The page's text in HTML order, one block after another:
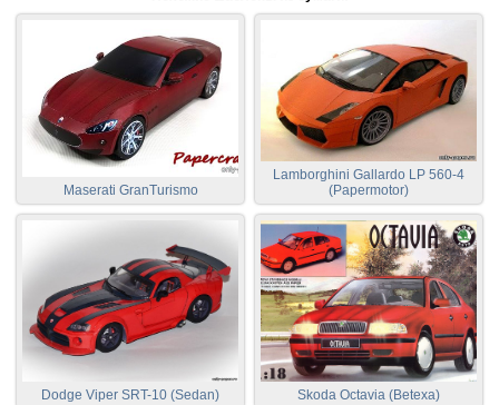
Maserati GranTurismo
Lamborghini Gallardo LP 560-4
(Papermotor)
Dodge Viper SRT-10 (Sedan) Skoda Octavia (Betexa)